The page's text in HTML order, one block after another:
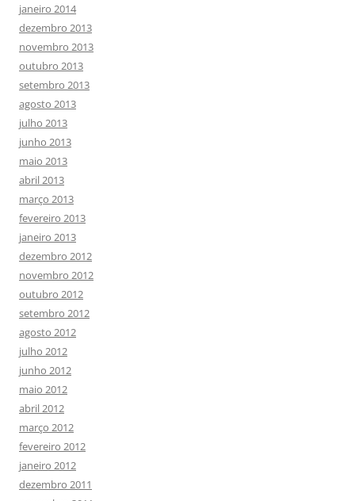
janeiro 2014
dezembro 2013
novembro 2013
outubro 2013
setembro 2013
agosto 2013
julho 2013
junho 2013
maio 2013
abril 2013
março 2013
fevereiro 2013
janeiro 2013
dezembro 2012
novembro 2012
outubro 2012
setembro 2012
agosto 2012
julho 2012
junho 2012
maio 2012
abril 2012
março 2012
fevereiro 2012
janeiro 2012
dezembro 2011